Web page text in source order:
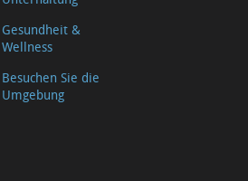
Gesundheit &
Wellness
Besuchen Sie die
Umgebung